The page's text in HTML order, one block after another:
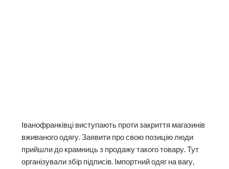
Іванофранківці виступають проти закриття магазинів
вживаного одягу. Заявити про свою позицію люди
прийшли до крамниць з продажу такого товару. Тут
організували збір підписів. Імпортний одяг на вагу,